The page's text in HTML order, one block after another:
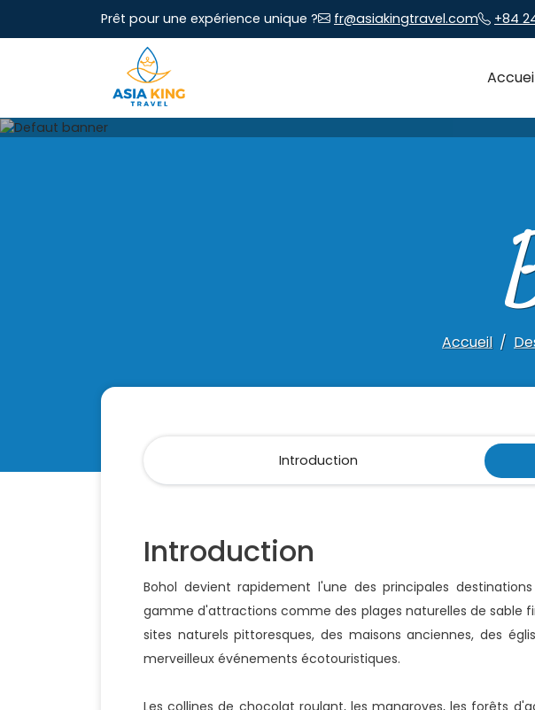
Prêt pour une expérience unique ? fr@asiakingtravel.com +84
Accueil
Introduction
Introduction
Bohol devient rapidement l'une des principales
gamme d'attractions comme des plages naturelles de sable
sites naturels pittoresques, des maisons anciennes, des
merveilleux événements écotouristiques.